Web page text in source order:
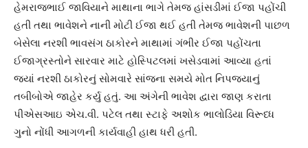
હેમરાજભાઈ જાવિયાને માથાના ભાગે તેમજ હાંસડીમાં ઈજા પહોંચી
હતી તથા ભાવેશને નાની મોટી ઈજા થઈ હતી તેમજ ભાવેશની પાછળ
બેસેલા નરશી ભાવસંગ ઠાકોરને માથામાં ગંભીર ઈજા પહોંચતા
ઈજાગ્રસ્તોને સારવાર માટે હોસ્પિટલમાં ખસેડવામાં આવ્યા હતાં
જ્યાં નરશી ઠાકોરનું સોમવારે સાંજના સમયે મોત નિપજ્યાનું
તબીબોએ જાહેર કર્યુ હતું. આ અંગેની ભાવેશ દ્વારા જાણ કરાતા
પીએસઆઇ એચ.વી. પટેલ તથા સ્ટાફે અશોક ભાલોડિયા વિરૂધ્ધ
ગુનો નોંધી આગળની કાર્યવાહી હાથ ધરી હતી.